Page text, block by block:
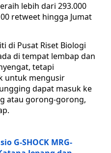
lebih dari 293.000
retweet hingga Jumat
di Pusat Riset Biologi
di tempat lembap dan
tetapi
untuk mengusir
dapat masuk ke
atau gorong-gorong,
G-SHOCK MRG-